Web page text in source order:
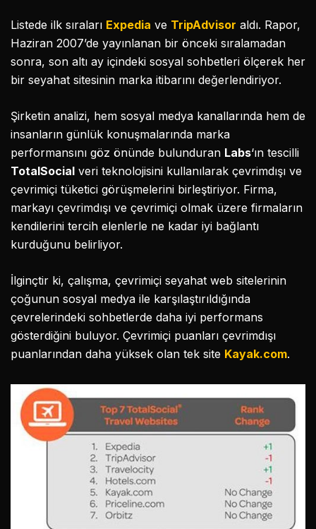
Listede ilk sıraları Expedia ve TripAdvisor aldı. Rapor,
Haziran 2007’de yayınlanan bir önceki sıralamadan
sonra, son altı ay içindeki sosyal sohbetleri ölçerek her
bir seyahat sitesinin marka itibarını değerlendiriyor.
Şirketin analizi, hem sosyal medya kanallarında hem de
insanların günlük konuşmalarında marka
performansını göz önünde bulunduran Labs‘ın tescilli
TotalSocial veri teknolojisini kullanılarak çevrimdışı ve
çevrimiçi tüketici görüşmelerini birleştiriyor. Firma,
markayı çevrimdışı ve çevrimiçi olmak üzere firmaların
kendilerini tercih elenlerle ne kadar iyi bağlantı
kurduğunu belirliyor.
İlginçtir ki, çalışma, çevrimiçi seyahat web sitelerinin
çoğunun sosyal medya ile karşılaştırıldığında
çevrelerindeki sohbetlerde daha iyi performans
gösterdiğini buluyor. Çevrimiçi puanları çevrimdışı
puanlarından daha yüksek olan tek site Kayak.com.